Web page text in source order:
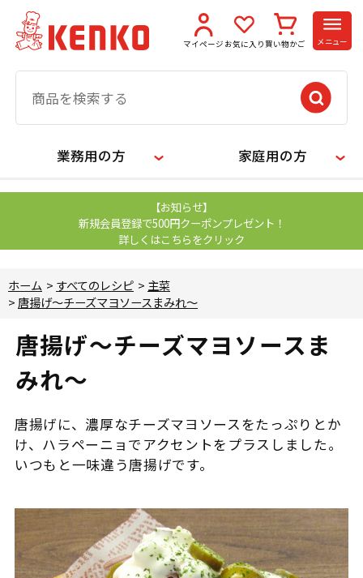
マイページ お気に入り 買い物かご メニュー
業務用の方 家庭用の方
【お知らせ】
新規会員登録で500円クーポンプレゼント！
詳しくはこちらをクリック
ホーム > すべてのレシピ > 主菜
> 唐揚げ～チーズマヨソースまみれ～
唐揚げ～チーズマヨソースま
みれ～
唐揚げに、濃厚なチーズマヨソースをたっぷりとか
け、ハラペーニョでアクセントをプラスしました。
いつもと一味違う唐揚げです。